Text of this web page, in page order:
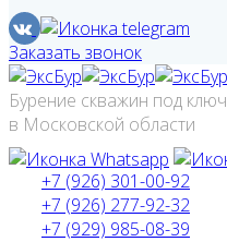
Заказать звонок
Бурение скважин под ключ
в Московской области
+7 (926) 301-00-92
+7 (926) 277-92-32
+7 (929) 985-08-39